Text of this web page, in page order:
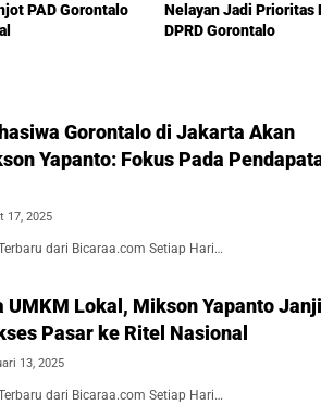
PAD Gorontalo
Nelayan Jadi Prioritas
DPRD Gorontalo
Gorontalo di Jakarta Akan
Yapanto: Fokus Pada
17, 2025
dari Bicaraa.com Setiap Hari…
UMKM Lokal, Mikson Yapanto Janji
Pasar ke Ritel Nasional
13, 2025
dari Bicaraa.com Setiap Hari…